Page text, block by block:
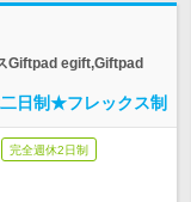
Giftpad egift,Giftpad
日制★フレックス制
完全週休2日制